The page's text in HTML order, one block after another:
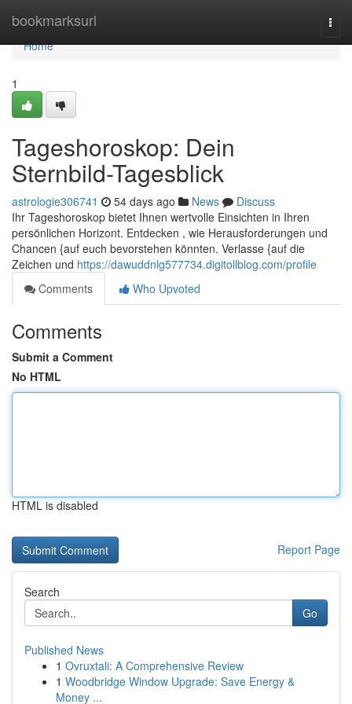
bookmarksurl
Home
Home
1
Tageshoroskop: Dein
Sternbild-Tagesblick
astrologie306741 54 days ago News
Discuss
Ihr Tageshoroskop bietet Ihnen wertvolle Einsichten in Ihren
persönlichen Horizont. Entdecken , wie Herausforderungen und
Chancen {auf euch bevorstehen könnten. Verlasse {auf die
Zeichen und https://dawuddnlg577734.digitollblog.com/profile
Comments
Who Upvoted
Comments
Submit a Comment
No HTML
HTML is disabled
Report Page
Search
Go
Published News
1 Ovruxtali: A Comprehensive Review
1 Woodbridge Window Upgrade: Save Energy &
Money ...